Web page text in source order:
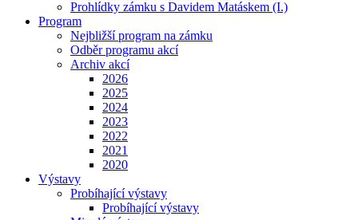
Prohlídky zámku s Davidem Matáskem (I.)
Program
Nejbližší program na zámku
Odběr programu akcí
Archiv akcí
2026
2025
2024
2023
2022
2021
2020
Výstavy
Probíhající výstavy
Probíhající výstavy